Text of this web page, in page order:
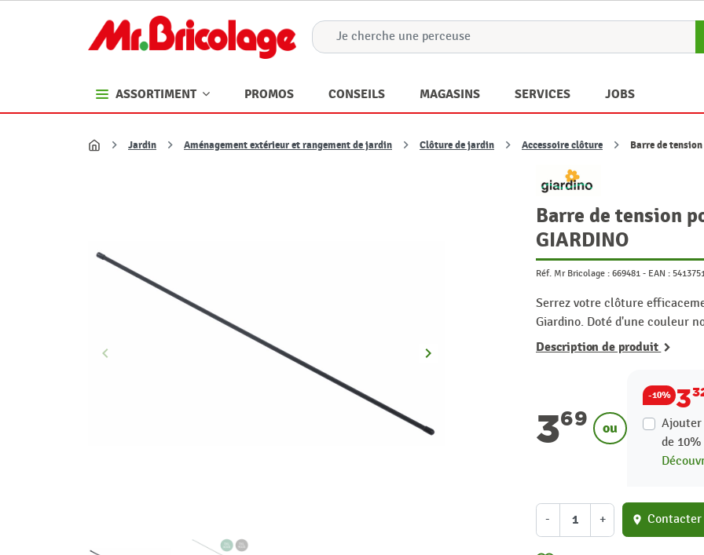
ASSORTIMENT PROMOS CONSEILS MAGASINS SERVICES JOBS
Accueil
Jardin Aménagement extérieur et rangement de jardin Clôture de jardin Accessoire clôture Barre de
Précédent
keyboard_arrow_left Suivant
keyboard_arrow_right
Barre de tension
GIARDINO
Réf. Mr Bricolage : 669481 - EAN :
Serrez votre clôture
Giardino. Doté d'une couleur
Description de produit
369 ou
-10% 3
Ajouter
de
- + location_on Contacter